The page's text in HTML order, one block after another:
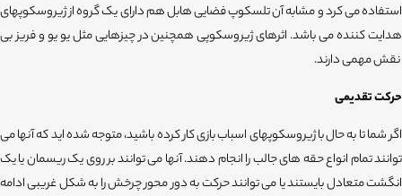
استفاده می کرد و مشابه آن تلسکوپ فضایی هابل هم دارای یک گروه از ژیروسکوپهای
هدایت کننده می باشد. اثرهای ژیروسکوپی همچنین در چیزهایی مثل یو یو و فریز بی
نقش مهمی دارند.
حرکت تقدیمی
اگر شما تا به حال با ژیروسکوپهای اسباب بازی کار کرده باشید، متوجه شده اید که آنها می
توانند تمام انواع حقه های جالب را انجام دهند. آنها می توانند بر روی یک ریسمان یا یک
انگشت متعادل بایستند یا می توانند حرکت به دور محور چرخش را به شکل غریبی ادامه